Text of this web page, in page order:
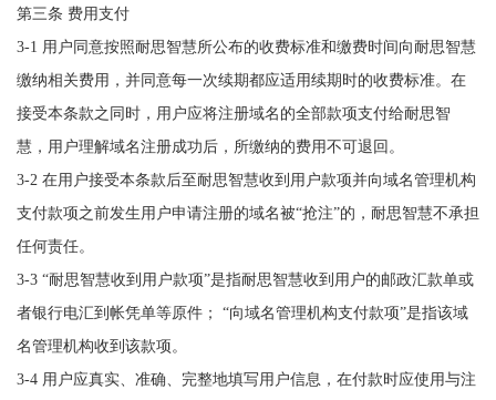
第三条 费用支付
3-1 用户同意按照耐思智慧所公布的收费标准和缴费时间向耐思智慧
缴纳相关费用，并同意每一次续期都应适用续期时的收费标准。在
接受本条款之同时，用户应将注册域名的全部款项支付给耐思智
慧，用户理解域名注册成功后，所缴纳的费用不可退回。
3-2 在用户接受本条款后至耐思智慧收到用户款项并向域名管理机构
支付款项之前发生用户申请注册的域名被“抢注”的，耐思智慧不承担
任何责任。
3-3 “耐思智慧收到用户款项”是指耐思智慧收到用户的邮政汇款单或
者银行电汇到帐凭单等原件； “向域名管理机构支付款项”是指该域
名管理机构收到该款项。
3-4 用户应真实、准确、完整地填写用户信息，在付款时应使用与注